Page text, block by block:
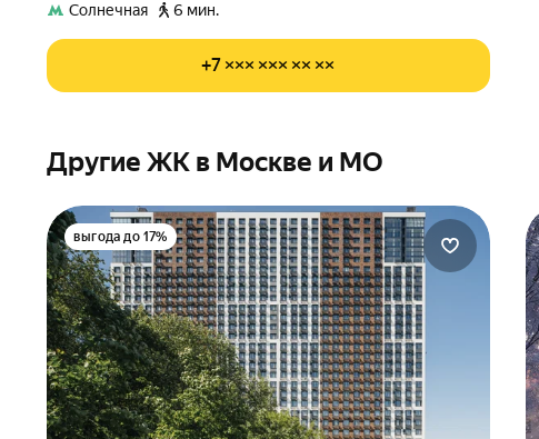
Солнечная
6 мин.
+7 ××× ××× ×× ××
Другие ЖК в Москве и МО
выгода до 17%